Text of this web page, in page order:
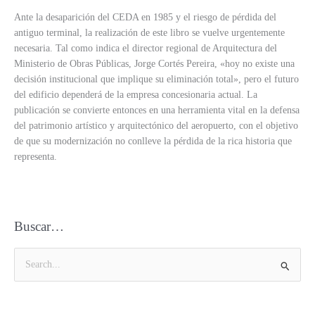
Ante la desaparición del CEDA en 1985 y el riesgo de pérdida del
antiguo terminal, la realización de este libro se vuelve urgentemente
necesaria. Tal como indica el director regional de Arquitectura del
Ministerio de Obras Públicas, Jorge Cortés Pereira, «hoy no existe una
decisión institucional que implique su eliminación total», pero el futuro
del edificio dependerá de la empresa concesionaria actual. La
publicación se convierte entonces en una herramienta vital en la defensa
del patrimonio artístico y arquitectónico del aeropuerto, con el objetivo
de que su modernización no conlleve la pérdida de la rica historia que
representa.
Buscar…